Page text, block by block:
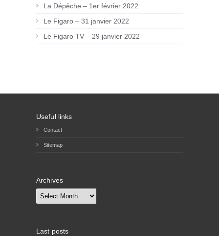
La Dépêche – 1er février 2022
Le Figaro – 31 janvier 2022
Le Figaro TV – 29 janvier 2022
Useful links
Contact
Sitemap
Archives
Archives
Last posts